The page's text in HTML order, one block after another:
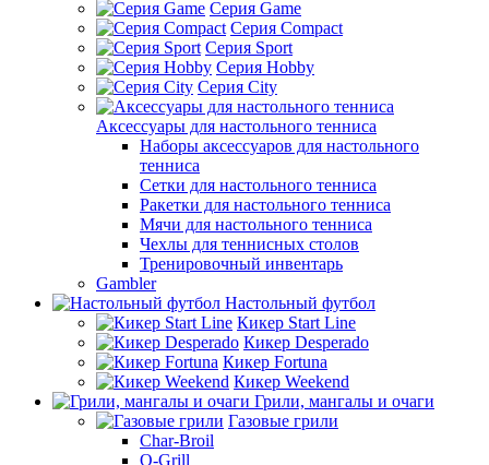
Серия Game
Серия Compact
Серия Sport
Серия Hobby
Серия City
Аксессуары для настольного тенниса
Наборы аксессуаров для настольного
тенниса
Сетки для настольного тенниса
Ракетки для настольного тенниса
Мячи для настольного тенниса
Чехлы для теннисных столов
Тренировочный инвентарь
Gambler
Настольный футбол
Кикер Start Line
Кикер Desperado
Кикер Fortuna
Кикер Weekend
Грили, мангалы и очаги
Газовые грили
Char-Broil
O-Grill